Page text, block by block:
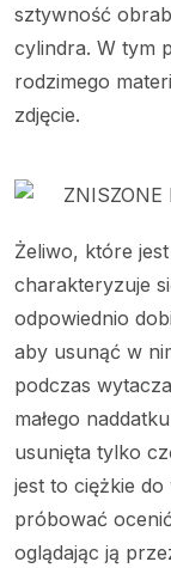
sztywność
cylindra. W tym
rodzimego
zdjęcie.
Żeliwo, które
charakteryzuje
odpowiednio
aby usunąć w
podczas
małego
usunięta tylko
jest to ciężkie do
próbować
oglądając ją